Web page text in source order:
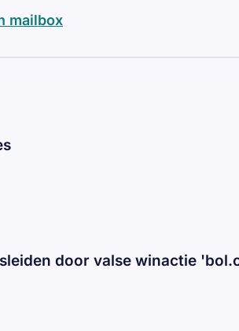
mailbox
door valse winactie